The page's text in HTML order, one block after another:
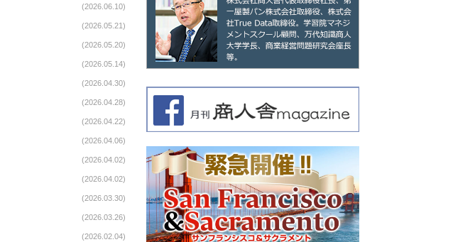
(2026.06.10)
(2026.05.21)
(2026.05.20)
(2026.05.14)
(2026.04.30)
(2026.04.28)
(2026.04.22)
(2026.04.06)
(2026.04.02)
(2026.04.02)
(2026.03.30)
(2026.03.26)
(2026.02.04)